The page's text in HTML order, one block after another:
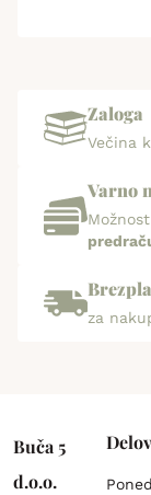
Zaloga
Večina
Varno
za
Buča 5
d.o.o.